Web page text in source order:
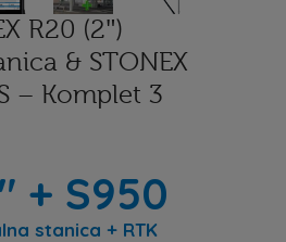
R20 (2″)
& STONEX
– Komplet 3
+ S950
stanica + RTK